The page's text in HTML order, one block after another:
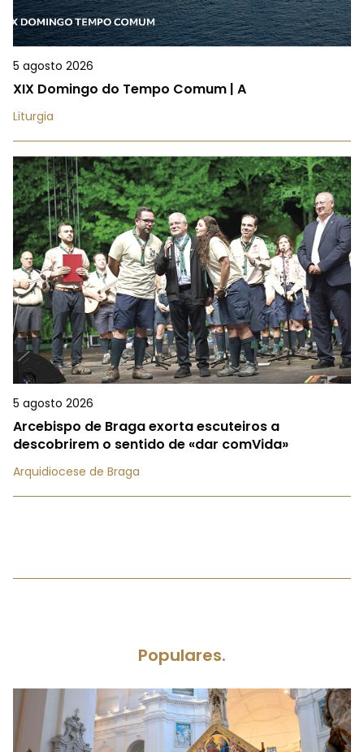
5 agosto 2026
XIX Domingo do Tempo Comum | A
Liturgia
5 agosto 2026
Arcebispo de Braga exorta escuteiros a
descobrirem o sentido de «dar comVida»
Arquidiocese de Braga
Populares.